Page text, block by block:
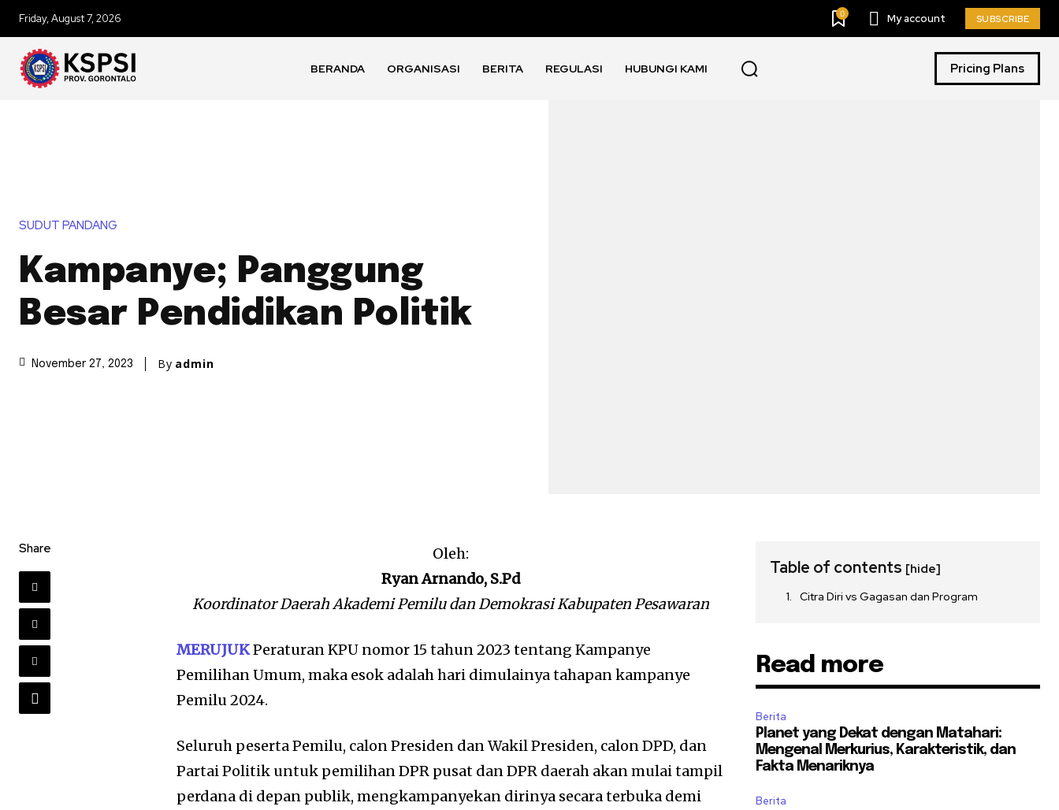
Friday, August 7, 2026 0 My account SUBSCRIBE
BERANDA ORGANISASI BERITA REGULASI HUBUNGI KAMI Pricing Plans
SUDUT PANDANG
Kampanye; Panggung
Besar Pendidikan Politik
November 27, 2023 By admin
Share
Oleh:
Ryan Arnando, S.Pd
Koordinator Daerah Akademi Pemilu dan Demokrasi Kabupaten Pesawaran
MERUJUKPeraturan KPU nomor 15 tahun 2023 tentang Kampanye
Pemilihan Umum, maka esok adalah hari dimulainya tahapan kampanye
Pemilu 2024.
Seluruh peserta Pemilu, calon Presiden dan Wakil Presiden, calon DPD, dan
Partai Politik untuk pemilihan DPR pusat dan DPR daerah akan mulai tampil
perdana di depan publik, mengkampanyekan dirinya secara terbuka demi
Table of contents [hide]
Citra Diri vs Gagasan dan Program
Read more
Berita
Planet yang Dekat dengan Matahari:
Mengenal Merkurius, Karakteristik, dan
Fakta Menariknya
Berita